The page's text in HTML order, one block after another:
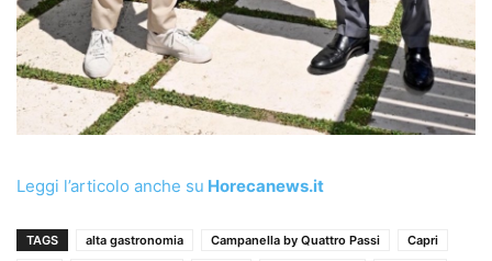
Leggi l’articolo anche su Horecanews.it
TAGS alta gastronomia Campanella by Quattro Passi
Capri